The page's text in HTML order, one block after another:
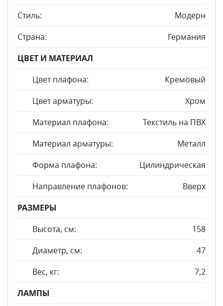
Стиль:
Модерн
Страна:
Германия
ЦВЕТ И МАТЕРИАЛ
Цвет плафона:
Кремовый
Цвет арматуры:
Хром
Материал плафона:
Текстиль на ПВХ
Материал арматуры:
Металл
Форма плафона:
Цилиндрическая
Направление плафонов:
Вверх
РАЗМЕРЫ
Высота, см:
158
Диаметр, см:
47
Вес, кг:
7,2
ЛАМПЫ